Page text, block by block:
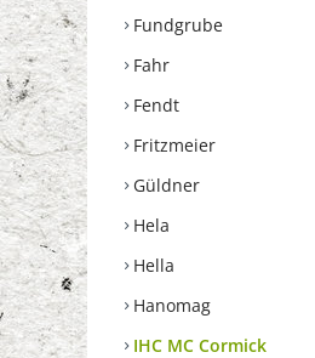
Fundgrube
Fahr
Fendt
Fritzmeier
Güldner
Hela
Hella
Hanomag
IHC MC Cormick